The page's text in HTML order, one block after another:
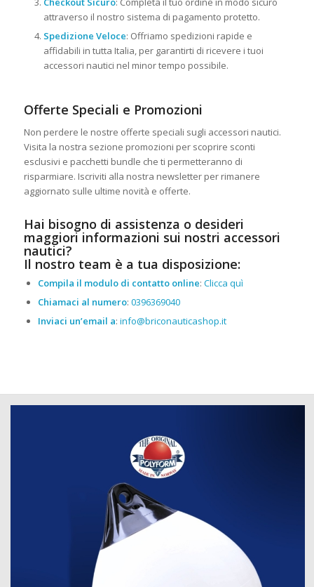
attraverso il nostro sistema di pagamento protetto.
Spedizione Veloce: Offriamo spedizioni rapide e
affidabili in tutta Italia, per garantirti di ricevere i tuoi
accessori nautici nel minor tempo possibile.
Offerte Speciali e Promozioni
Non perdere le nostre offerte speciali sugli accessori nautici.
Visita la nostra sezione promozioni per scoprire sconti
esclusivi e pacchetti bundle che ti permetteranno di
risparmiare. Iscriviti alla nostra newsletter per rimanere
aggiornato sulle ultime novità e offerte.
Hai bisogno di assistenza o desideri
maggiori informazioni sui nostri accessori
nautici?
Il nostro team è a tua disposizione:
Compila il modulo di contatto online: Clicca quì
Chiamaci al numero: 0396369040
Inviaci un’email a: info@briconauticashop.it